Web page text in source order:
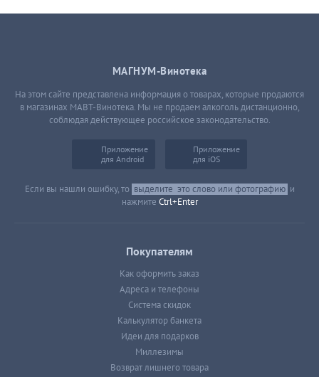
МАГНУМ-Винотека
На этом сайте представлена информация о товарах, которые продаются
в магазинах МАВТ-Винотека. Мы не продаем алкоголь дистанционно,
соблюдая действующее российское законодательство.
Приложение
для Android
Приложение
для iOS
Если вы нашли ошибку, то выделите это слово или фотографию и
нажмите Ctrl+Enter
Покупателям
Как оформить заказ
Адреса и телефоны
Система скидок
Калькулятор банкета
Идеи для подарков
Миллезимы
Возврат лишнего товара